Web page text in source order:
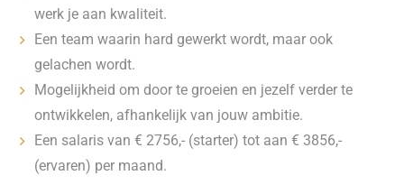
werk je aan kwaliteit.
Een team waarin hard gewerkt wordt, maar ook
gelachen wordt.
Mogelijkheid om door te groeien en jezelf verder te
ontwikkelen, afhankelijk van jouw ambitie.
Een salaris van € 2756,- (starter) tot aan € 3856,-
(ervaren) per maand.